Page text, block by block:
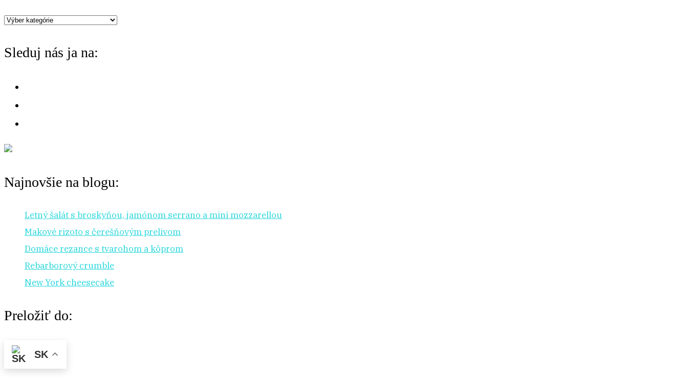
f
o
Máte
na:
Sleduj nás ja na:
Najnovšie na blogu:
Letný šalát s broskyňou, jamónom serrano a mini mozzarellou
Makové rizoto s čerešňovým prelivom
Domáce rezance s tvarohom a kôprom
Rebarborový crumble
New York cheesecake
Preložiť do:
SK